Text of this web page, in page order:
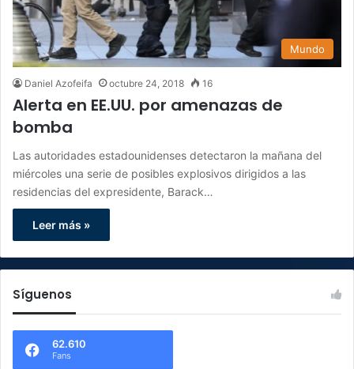
Mundo
Daniel Azofeifa octubre 24, 2018 16
Alerta en EE.UU. por amenazas de
bomba
Las autoridades estadounidenses detectaron la mañana del
miércoles una serie de posibles explosivos dirigidos a las
residencias del expresidente, Barack…
Leer más »
Síguenos
62.610
Fans